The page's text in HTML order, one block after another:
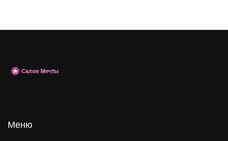
Меню